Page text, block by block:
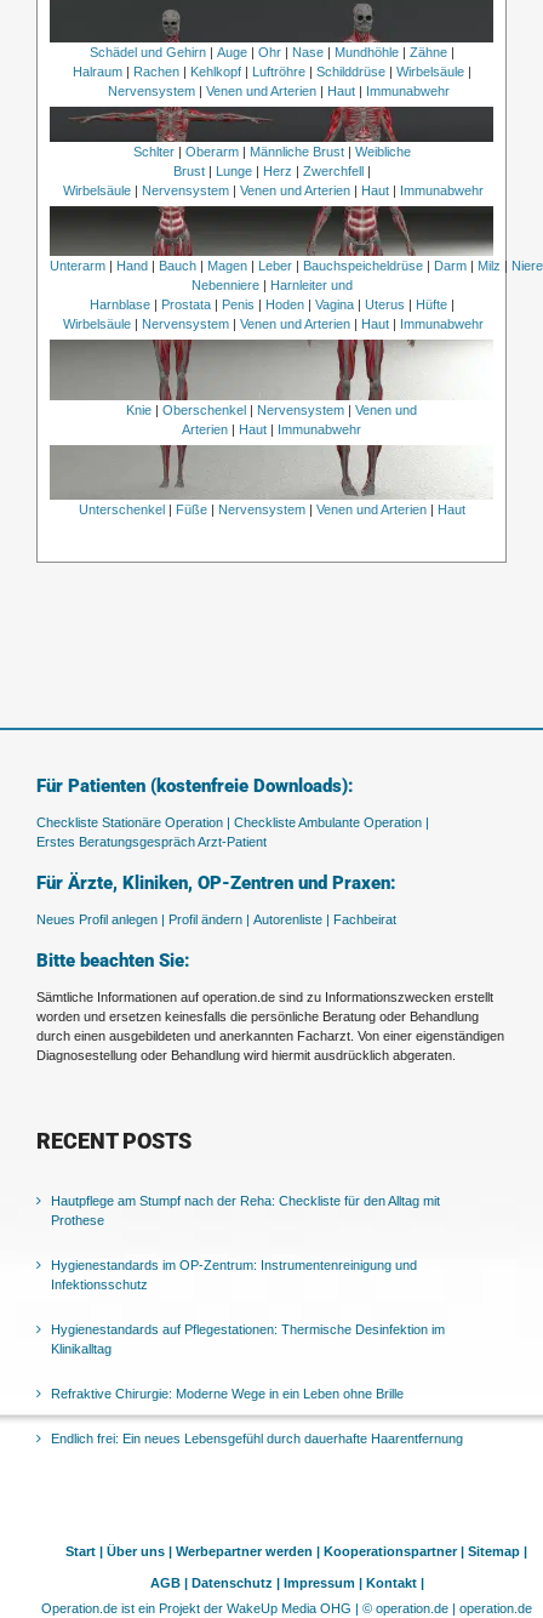
Schädel und Gehirn| Auge| Ohr| Nase| Mundhöhle| Zähne|
Halraum| Rachen| Kehlkopf| Luftröhre| Schilddrüse| Wirbelsäule|
Nervensystem | Venen und Arterien | Haut | Immunabwehr
Schlter| Oberarm| Männliche Brust| Weibliche
Brust| Lunge| Herz | Zwerchfell|
Wirbelsäule | Nervensystem | Venen und Arterien | Haut | Immunabwehr
Unterarm| Hand| Bauch| Magen| Leber| Bauchspeicheldrüse| Darm| Milz |
Nebenniere| Harnleiter und
Harnblase| Prostata| Penis | Hoden| Vagina| Uterus | Hüfte|
Wirbelsäule | Nervensystem | Venen und Arterien | Haut | Immunabwehr
Knie Oberschenkel Nervensystem
Venen und
Arterien
Haut Immunabwehr
Unterschenkel Füße| Nervensystem| Venen und Arterien| Haut
Für Patienten (kostenfreie Downloads):
Checkliste Stationäre Operation | Checkliste Ambulante Operation |
Erstes Beratungsgespräch Arzt-Patient
Für Ärzte, Kliniken, OP-Zentren und Praxen:
Neues Profil anlegen | Profil ändern | Autorenliste | Fachbeirat
Bitte beachten Sie:
Sämtliche Informationen auf operation.de sind zu Informationszwecken erstellt
worden und ersetzen keinesfalls die persönliche Beratung oder Behandlung
durch einen ausgebildeten und anerkannten Facharzt. Von einer eigenständigen
Diagnosestellung oder Behandlung wird hiermit ausdrücklich abgeraten.
RECENT POSTS
Hautpflege am Stumpf nach der Reha: Checkliste für den Alltag mit
Prothese
Hygienestandards im OP-Zentrum: Instrumentenreinigung und
Infektionsschutz
Hygienestandards auf Pflegestationen: Thermische Desinfektion im
Klinikalltag
Refraktive Chirurgie: Moderne Wege in ein Leben ohne Brille
Endlich frei: Ein neues Lebensgefühl durch dauerhafte Haarentfernung
Start | Über uns | Werbepartner werden | Kooperationspartner | Sitemap |
AGB | Datenschutz | Impressum | Kontakt |
Operation.de ist ein Projekt der WakeUp Media OHG | © operation.de | operation.de